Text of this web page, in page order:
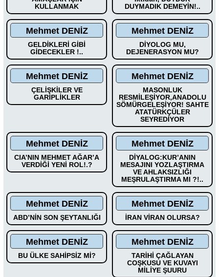
KULLANMAK
DUYMADIK DEMEYİN!..
Mehmet DENİZ
GELDİKLERİ GİBİ
GİDECEKLER !..
Mehmet DENİZ
DİYOLOG MU,
DEJENERASYON MU?
Mehmet DENİZ
ÇELİŞKİLER VE
GARİPLİKLER
Mehmet DENİZ
MASONLUK
RESMİLEŞİYOR,ANADOLU
SÖMÜRGELEŞİYOR! SAHTE
ATATÜRKÇÜLER
SEYREDİYOR
Mehmet DENİZ
CIA’NIN MEHMET AĞAR’A
VERDİĞİ YENİ ROL!.?
Mehmet DENİZ
DİYALOG:KUR’ANIN
MESAJINI YOZLAŞTIRMA
VE AHLAKSIZLIĞI
MEŞRULAŞTIRMA MI ?!..
Mehmet DENİZ
ABD’NİN SON ŞEYTANLIĞI
Mehmet DENİZ
İRAN VİRAN OLURSA?
Mehmet DENİZ
BU ÜLKE SAHİPSİZ Mİ?
Mehmet DENİZ
TARİHİ ÇAĞLAYAN
COŞKUSU VE KUVAYI
MİLİYE ŞUURU